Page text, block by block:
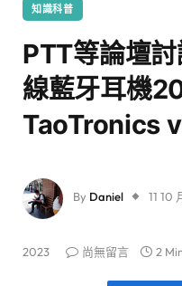
知識科普
PTT等論壇
線藍牙耳機
TaoTronics
By Daniel 11 10
2023 尚無留言 2